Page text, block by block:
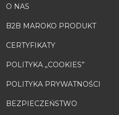
O NAS
B2B MAROKO PRODUKT
CERTYFIKATY
POLITYKA „COOKIES”
POLITYKA PRYWATNOŚCI
BEZPIECZEŃSTWO